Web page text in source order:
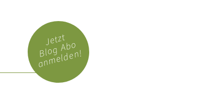
Jetzt
Blog Abo
anmelden!